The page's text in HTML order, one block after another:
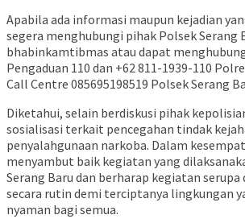
Apabila ada informasi maupun kejadian
segera menghubungi pihak Polsek Serang
bhabinkamtibmas atau dapat
Pengaduan 110 dan +62 811-1939-110
Call Centre 085695198519 Polsek Serang
Diketahui, selain berdiskusi pihak
sosialisasi terkait pencegahan tindak
penyalahgunaan narkoba. Dalam
menyambut baik kegiatan yang
Serang Baru dan berharap kegiatan
secara rutin demi terciptanya lingkungan
nyaman bagi semua.